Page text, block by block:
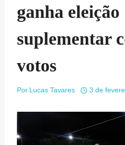
ganha eleição
suplementar
votos
Por Lucas Tavares 3 de